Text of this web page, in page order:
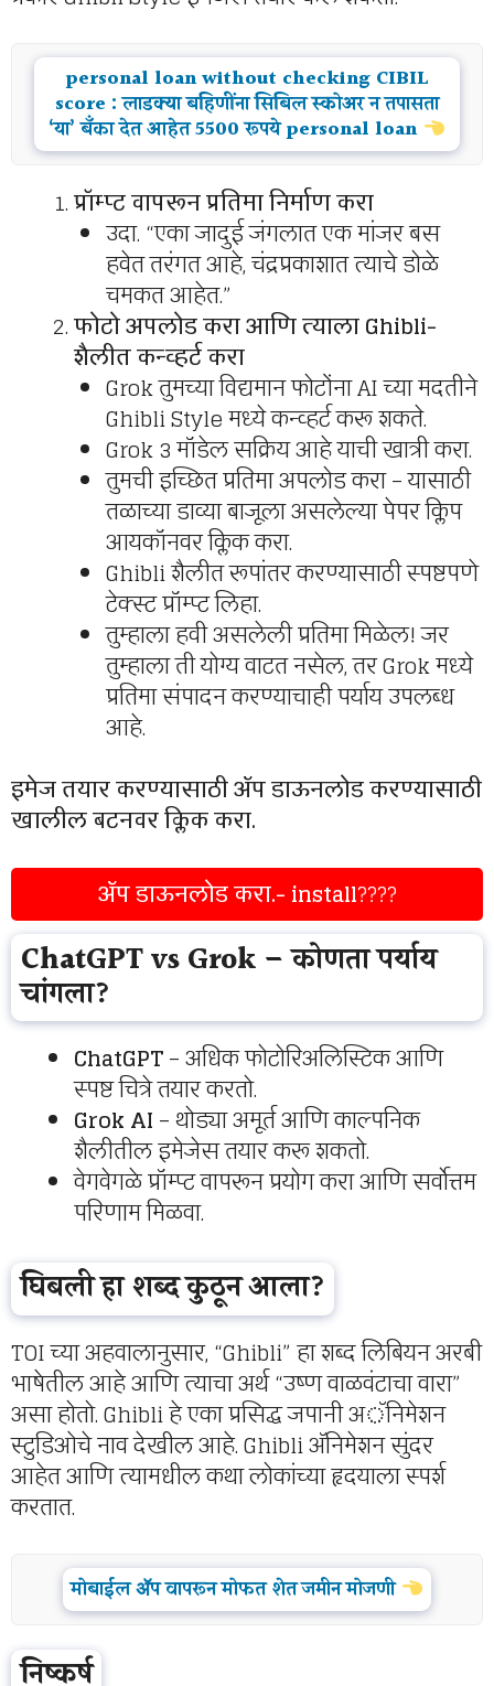
personal loan without checking CIBIL
score : लाडक्या बहिणींना सिबिल स्कोअर न तपासता
‘या’ बँका देत आहेत 5500 रूपये personal loan
प्रॉम्प्ट वापरून प्रतिमा निर्माण करा
उदा. “एका जादुई जंगलात एक मांजर बस
हवेत तरंगत आहे, चंद्रप्रकाशात त्याचे डोळे
चमकत आहेत.”
फोटो अपलोड करा आणि त्याला Ghibli-
शैलीत कन्व्हर्ट करा
Grok तुमच्या विद्यमान फोटोंना AI च्या मदतीने
Ghibli Style मध्ये कन्व्हर्ट करू शकते.
Grok 3 मॉडेल सक्रिय आहे याची खात्री करा.
तुमची इच्छित प्रतिमा अपलोड करा – यासाठी
तळाच्या डाव्या बाजूला असलेल्या पेपर क्लिप
आयकॉनवर क्लिक करा.
Ghibli शैलीत रूपांतर करण्यासाठी स्पष्टपणे
टेक्स्ट प्रॉम्प्ट लिहा.
तुम्हाला हवी असलेली प्रतिमा मिळेल! जर
तुम्हाला ती योग्य वाटत नसेल, तर Grok मध्ये
प्रतिमा संपादन करण्याचाही पर्याय उपलब्ध
आहे.
इमेज तयार करण्यासाठी ॲप डाऊनलोड करण्यासाठी
खालील बटनवर क्लिक करा.
ॲप डाऊनलोड करा.- install????
ChatGPT vs Grok – कोणता पर्याय
चांगला?
ChatGPT– अधिक फोटोरिअलिस्टिक आणि
स्पष्ट चित्रे तयार करतो.
Grok AI – थोड्या अमूर्त आणि काल्पनिक
शैलीतील इमेजेस तयार करू शकतो.
वेगवेगळे प्रॉम्प्ट वापरून प्रयोग करा आणि सर्वोत्तम
परिणाम मिळवा.
घिबली हा शब्द कुठून आला?
TOI च्या अहवालानुसार, “Ghibli” हा शब्द लिबियन अरबी
भाषेतील आहे आणि त्याचा अर्थ “उष्ण वाळवंटाचा वारा”
असा होतो. Ghibli हे एका प्रसिद्ध जपानी अॅनिमेशन
स्टुडिओचे नाव देखील आहे. Ghibli अ‍ॅनिमेशन सुंदर
आहेत आणि त्यामधील कथा लोकांच्या हृदयाला स्पर्श
करतात.
मोबाईल ॲप वापरून मोफत शेत जमीन मोजणी
निष्कर्ष